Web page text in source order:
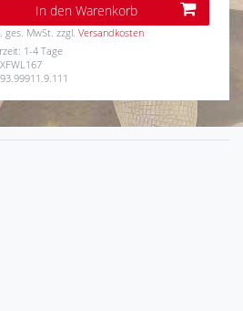
In den Warenkorb
ges. MwSt. zzgl.Versandkosten
1-4 Tage
XFWL167
93.99911.9.111